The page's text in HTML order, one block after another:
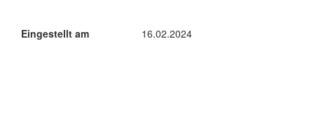
Eingestellt am 16.02.2024